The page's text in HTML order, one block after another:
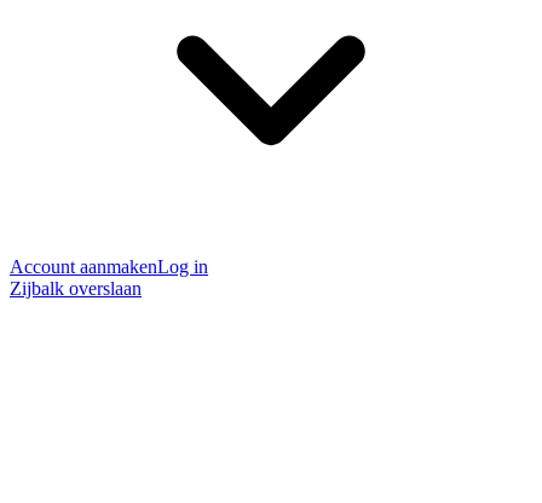
Account aanmakenLog in
Zijbalk overslaan